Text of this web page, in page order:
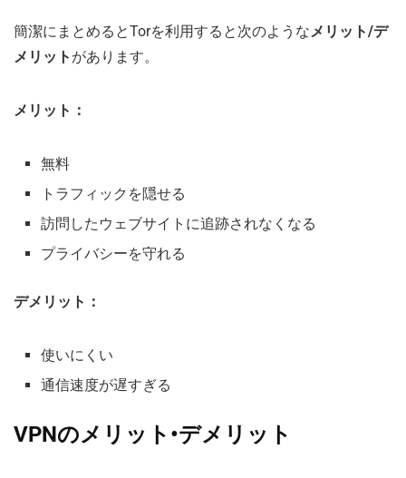
簡潔にまとめるとTorを利用すると次のようなメリット/デ
メリット があります。
メリット：
無料
トラフィックを隠せる
訪問したウェブサイトに追跡されなくなる
プライバシーを守れる
デメリット：
使いにくい
通信速度が遅すぎる
VPNのメリット•デメリット